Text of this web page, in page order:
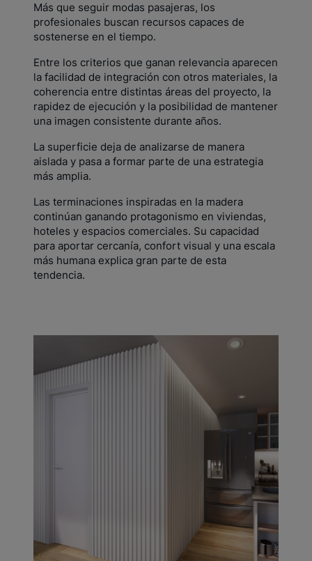
Más que seguir modas pasajeras, los
profesionales buscan recursos capaces de
sostenerse en el tiempo.
Entre los criterios que ganan relevancia aparecen
la facilidad de integración con otros materiales, la
coherencia entre distintas áreas del proyecto, la
rapidez de ejecución y la posibilidad de mantener
una imagen consistente durante años.
La superficie deja de analizarse de manera
aislada y pasa a formar parte de una estrategia
más amplia.
Las terminaciones inspiradas en la madera
continúan ganando protagonismo en viviendas,
hoteles y espacios comerciales. Su capacidad
para aportar cercanía, confort visual y una escala
más humana explica gran parte de esta
tendencia.